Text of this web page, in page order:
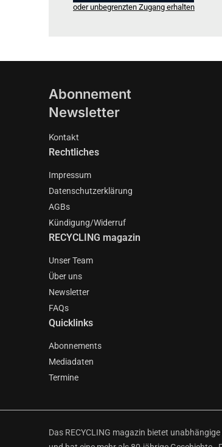
oder unbegrenzten Zugang erhalten
Abonnement
Newsletter
Kontakt
Rechtliches
Impressum
Datenschutzerklärung
AGBs
Kündigung/Widerruf
RECYCLING magazin
Unser Team
Über uns
Newsletter
FAQs
Quicklinks
Abonnements
Mediadaten
Termine
Das RECYCLING magazin bietet